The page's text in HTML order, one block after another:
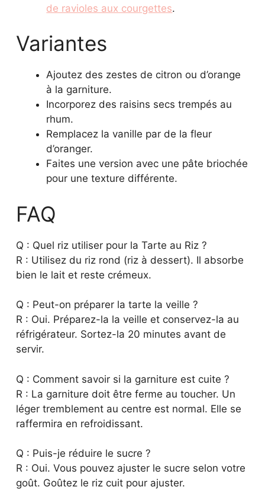
de ravioles aux courgettes.
Variantes
Ajoutez des zestes de citron ou d’orange
à la garniture.
Incorporez des raisins secs trempés au
rhum.
Remplacez la vanille par de la fleur
d’oranger.
Faites une version avec une pâte briochée
pour une texture différente.
FAQ
Q : Quel riz utiliser pour la Tarte au Riz ?
R : Utilisez du riz rond (riz à dessert). Il absorbe
bien le lait et reste crémeux.
Q : Peut-on préparer la tarte la veille ?
R : Oui. Préparez-la la veille et conservez-la au
réfrigérateur. Sortez-la 20 minutes avant de
servir.
Q : Comment savoir si la garniture est cuite ?
R : La garniture doit être ferme au toucher. Un
léger tremblement au centre est normal. Elle se
raffermira en refroidissant.
Q : Puis-je réduire le sucre ?
R : Oui. Vous pouvez ajuster le sucre selon votre
goût. Goûtez le riz cuit pour ajuster.